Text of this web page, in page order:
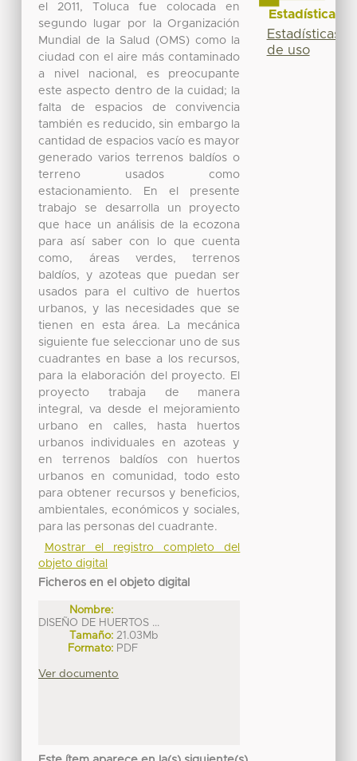
el 2011, Toluca fue colocada en
segundo lugar por la Organización
Mundial de la Salud (OMS) como la
ciudad con el aire más contaminado
a nivel nacional, es preocupante
este aspecto dentro de la cuidad; la
falta de espacios de convivencia
también es reducido, sin embargo la
cantidad de espacios vacío es mayor
generado varios terrenos baldíos o
terreno usados como
estacionamiento. En el presente
trabajo se desarrolla un proyecto
que hace un análisis de la ecozona
para así saber con lo que cuenta
como, áreas verdes, terrenos
baldíos, y azoteas que puedan ser
usados para el cultivo de huertos
urbanos, y las necesidades que se
tienen en esta área. La mecánica
siguiente fue seleccionar uno de sus
cuadrantes en base a los recursos,
para la elaboración del proyecto. El
proyecto trabaja de manera
integral, va desde el mejoramiento
urbano en calles, hasta huertos
urbanos individuales en azoteas y
en terrenos baldíos con huertos
urbanos en comunidad, todo esto
para obtener recursos y beneficios,
ambientales, económicos y sociales,
para las personas del cuadrante.
Mostrar el registro completo del
objeto digital
Ficheros en el objeto digital
Nombre:
DISEÑO DE HUERTOS ...
Tamaño: 21.03Mb
Formato: PDF
Ver documento
Estadísticas
Estadísticas
de uso